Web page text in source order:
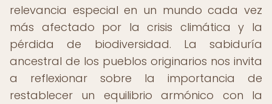
relevancia especial en un mundo cada vez
más afectado por la crisis climática y la
pérdida de biodiversidad. La sabiduría
ancestral de los pueblos originarios nos invita
a reflexionar sobre la importancia de
restablecer un equilibrio armónico con la